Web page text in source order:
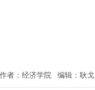
作者：经济学院 编辑：耿戈